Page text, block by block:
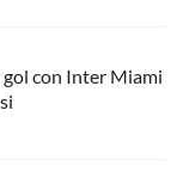
con Inter Miami